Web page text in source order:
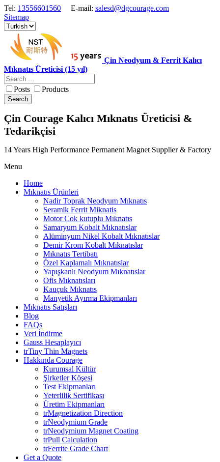
Tel: 13556601560 E-mail: salesd@dgcourage.com
Sitemap
Çin Neodyum & Ferrit Kalıcı
Mıknatıs Üreticisi (15 yıl)
Posts Products
Search
Çin Courage Kalıcı Mıknatıs Üreticisi &
Tedarikçisi
14 Years High Performance Permanent Magnet Supplier & Factory
Menu
Home
Mıknatıs Ürünleri
Nadir Toprak Neodyum Mıknatıs
Seramik Ferrit Miknatis
Motor Cok kutuplu Mıknatıs
Samaryum Kobalt Mıknatıslar
Alüminyum Nikel Kobalt Mıknatıslar
Demir Krom Kobalt Mıknatıslar
Mıknatıs Tertibatı
Özel Kaplamalı Mıknatıslar
Yapışkanlı Neodyum Mıknatıslar
Ofis Mıknatısları
Kauçuk Mıknatıs
Manyetik Ayırma Ekipmanları
Mıknatıs Satışları
Blog
FAQs
Veri İndirme
Gauss Hesaplayıcı
trTiny Thin Magnets
Hakkında Courage
Kurumsal Kültür
Şirketler Köşesi
Test Ekipmanları
Yeterlilik Sertifikası
Üretim Ekipmanları
trMagnetization Direction
trNeodymium Grade
trNeodymium Magnet Coating
trPull Calculation
trFerrite Grade Chart
Get a Quote